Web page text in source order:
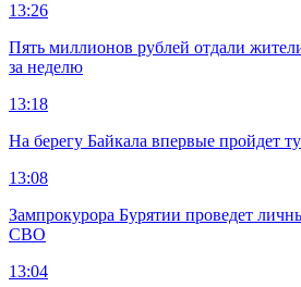
13:26
Пять миллионов рублей отдали
за неделю
13:18
На берегу Байкала впервые пройдет
13:08
Зампрокурора Бурятии проведет
СВО
13:04